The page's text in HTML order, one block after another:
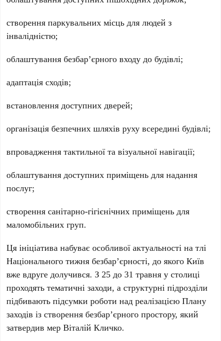
створення паркувальних місць для людей з
інвалідністю;
облаштування безбар’єрного входу до будівлі;
адаптація сходів;
встановлення доступних дверей;
організація безпечних шляхів руху всередині будівлі;
впровадження тактильної та візуальної навігації;
облаштування доступних приміщень для надання
послуг;
створення санітарно-гігієнічних приміщень для
маломобільних груп.
Ця ініціатива набуває особливої актуальності на тлі
Національного тижня безбар’єрності, до якогоКиїв
вже вдруге долучився. З25 до 31 травня у столиці
проходять тематичні заходи, а структурні підрозділи
підбивають підсумки роботи над реалізацією Плану
заходів із створення безбар’єрного простору, який
затвердив мерВіталій Кличко.